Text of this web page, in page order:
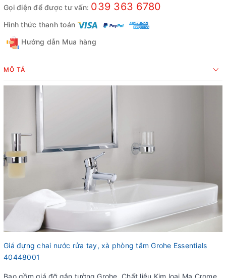
Gọi điện để được tư vấn: 039 363 6780
Hình thức thanh toán
Hướng dẫn Mua hàng
MÔ TẢ
Giá đựng chai nước rửa tay, xà phòng tắm Grohe Essentials
40448001
Bao gồm giá đỡ gắn tường Grohe, Chất liệu Kim loại Mạ Crome